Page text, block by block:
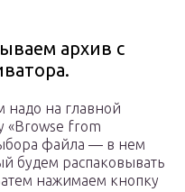
архив с
надо на главной
«Browse from
файла — в нем
будем распаковывать
нажимаем кнопку